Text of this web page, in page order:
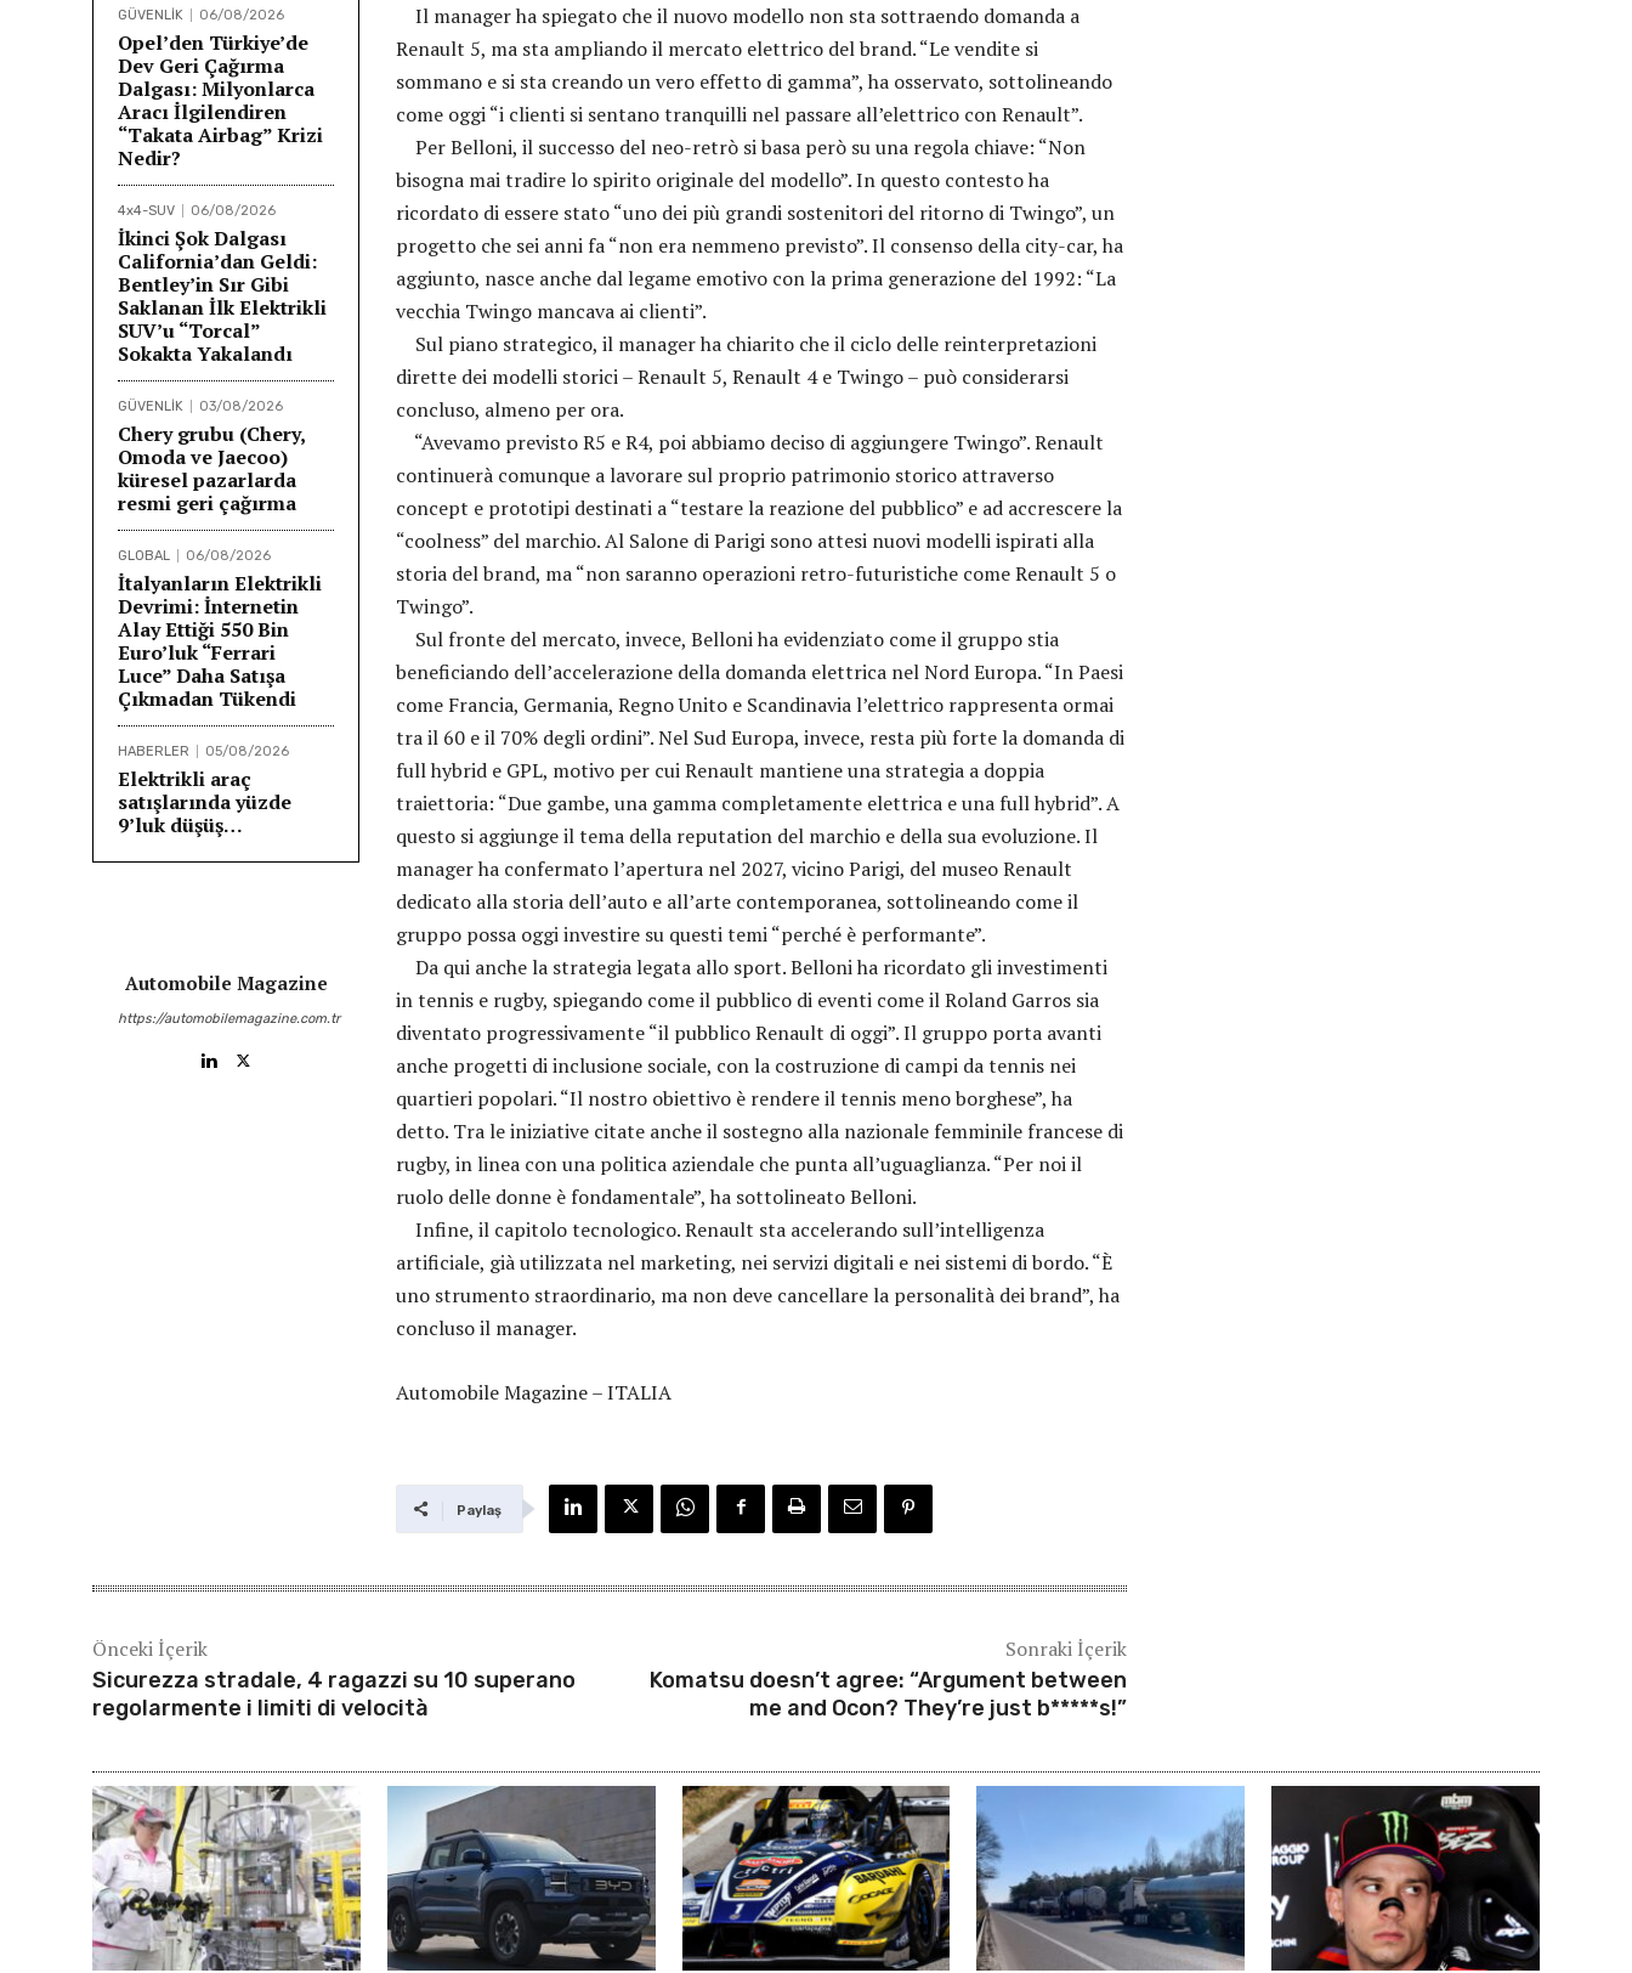
GÜVENLİK 06/08/2026
Opel’den Türkiye’de
Dev Geri Çağırma
Dalgası: Milyonlarca
Aracı İlgilendiren
“Takata Airbag” Krizi
Nedir?
4x4-SUV 06/08/2026
İkinci Şok Dalgası
California’dan Geldi:
Bentley’in Sır Gibi
Saklanan İlk Elektrikli
SUV’u “Torcal”
Sokakta Yakalandı
GÜVENLİK 03/08/2026
Chery grubu (Chery,
Omoda ve Jaecoo)
küresel pazarlarda
resmi geri çağırma
GLOBAL 06/08/2026
İtalyanların Elektrikli
Devrimi: İnternetin
Alay Ettiği 550 Bin
Euro’luk “Ferrari
Luce” Daha Satışa
Çıkmadan Tükendi
HABERLER 05/08/2026
Elektrikli araç
satışlarında yüzde
9’luk düşüş…
Automobile Magazine
https://automobilemagazine.com.tr
Il manager ha spiegato che il nuovo modello non sta sottraendo domanda a
Renault 5, ma sta ampliando il mercato elettrico del brand. “Le vendite si
sommano e si sta creando un vero effetto di gamma”, ha osservato, sottolineando
come oggi “i clienti si sentano tranquilli nel passare all’elettrico con Renault”.
Per Belloni, il successo del neo-retrò si basa però su una regola chiave: “Non
bisogna mai tradire lo spirito originale del modello”. In questo contesto ha
ricordato di essere stato “uno dei più grandi sostenitori del ritorno di Twingo”, un
progetto che sei anni fa “non era nemmeno previsto”. Il consenso della city-car, ha
aggiunto, nasce anche dal legame emotivo con la prima generazione del 1992: “La
vecchia Twingo mancava ai clienti”.
Sul piano strategico, il manager ha chiarito che il ciclo delle reinterpretazioni
dirette dei modelli storici – Renault 5, Renault 4 e Twingo – può considerarsi
concluso, almeno per ora.
“Avevamo previsto R5 e R4, poi abbiamo deciso di aggiungere Twingo”. Renault
continuerà comunque a lavorare sul proprio patrimonio storico attraverso
concept e prototipi destinati a “testare la reazione del pubblico” e ad accrescere la
“coolness” del marchio. Al Salone di Parigi sono attesi nuovi modelli ispirati alla
storia del brand, ma “non saranno operazioni retro-futuristiche come Renault 5 o
Twingo”.
Sul fronte del mercato, invece, Belloni ha evidenziato come il gruppo stia
beneficiando dell’accelerazione della domanda elettrica nel Nord Europa. “In Paesi
come Francia, Germania, Regno Unito e Scandinavia l’elettrico rappresenta ormai
tra il 60 e il 70% degli ordini”. Nel Sud Europa, invece, resta più forte la domanda di
full hybrid e GPL, motivo per cui Renault mantiene una strategia a doppia
traiettoria: “Due gambe, una gamma completamente elettrica e una full hybrid”. A
questo si aggiunge il tema della reputation del marchio e della sua evoluzione. Il
manager ha confermato l’apertura nel 2027, vicino Parigi, del museo Renault
dedicato alla storia dell’auto e all’arte contemporanea, sottolineando come il
gruppo possa oggi investire su questi temi “perché è performante”.
Da qui anche la strategia legata allo sport. Belloni ha ricordato gli investimenti
in tennis e rugby, spiegando come il pubblico di eventi come il Roland Garros sia
diventato progressivamente “il pubblico Renault di oggi”. Il gruppo porta avanti
anche progetti di inclusione sociale, con la costruzione di campi da tennis nei
quartieri popolari. “Il nostro obiettivo è rendere il tennis meno borghese”, ha
detto. Tra le iniziative citate anche il sostegno alla nazionale femminile francese di
rugby, in linea con una politica aziendale che punta all’uguaglianza. “Per noi il
ruolo delle donne è fondamentale”, ha sottolineato Belloni.
Infine, il capitolo tecnologico. Renault sta accelerando sull’intelligenza
artificiale, già utilizzata nel marketing, nei servizi digitali e nei sistemi di bordo. “È
uno strumento straordinario, ma non deve cancellare la personalità dei brand”, ha
concluso il manager.
Automobile Magazine – ITALIA
Paylaş
Önceki İçerik
Sicurezza stradale, 4 ragazzi su 10 superano
regolarmente i limiti di velocità
Sonraki İçerik
Komatsu doesn’t agree: “Argument between
me and Ocon? They’re just b*****s!”